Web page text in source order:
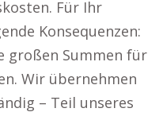
Für Ihr
Konsequenzen:
großen Summen für
Wir übernehmen
– Teil unseres